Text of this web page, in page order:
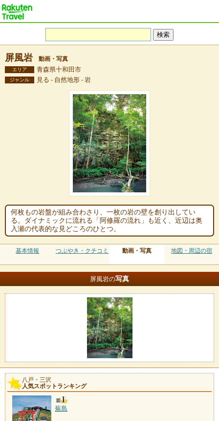
屏風岩 動画・写真
エリア 青森県十和田市
ジャンル 見る - 自然地形 - 岩
何枚もの岩盤が組み合わさり、一枚の岩の壁を創り出してい
る。ダイナミックに流れる「阿修羅の流れ」も近く、近辺は奥
入瀬の代表的な見どころのひとつ。
基本情報 つぶやき・クチコミ 動画・写真 地図・周辺の宿
屏風岩の写真
八戸・三沢
人気スポットランキング
蕪島